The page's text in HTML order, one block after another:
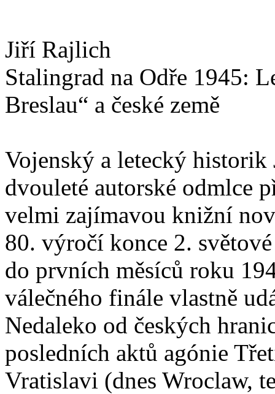
Jiří Rajlich
Stalingrad na Odře 1945:
Breslau“ a české země
Vojenský a letecký
dvouleté autorské odmlce
velmi zajímavou knižní
80. výročí konce 2.
do prvních měsíců roku
válečného finále vlastně
Nedaleko od českých
posledních aktů agónie
Vratislavi (dnes Wroclaw,